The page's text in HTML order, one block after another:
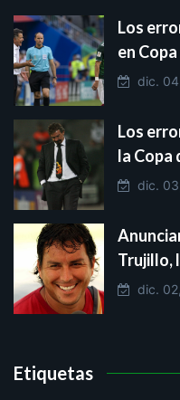
Los
en
dic.
Los
la Copa
dic.
Trujillo,
dic.
Etiquetas